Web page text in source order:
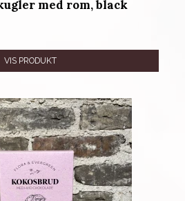
med rom, black
VIS PRODUKT